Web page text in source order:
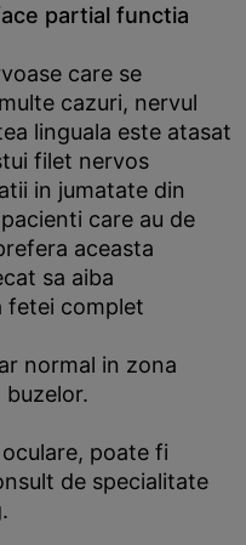
partial functia
care se
cazuri, nervul
linguala este atasat
filet nervos
in jumatate din
care au de
aceasta
sa aiba
fetei complet
normal in zona
buzelor.
poate fi
de specialitate